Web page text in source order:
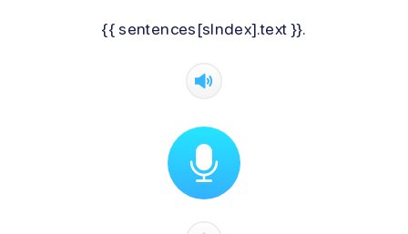
{{ sentences[sIndex].text }}.